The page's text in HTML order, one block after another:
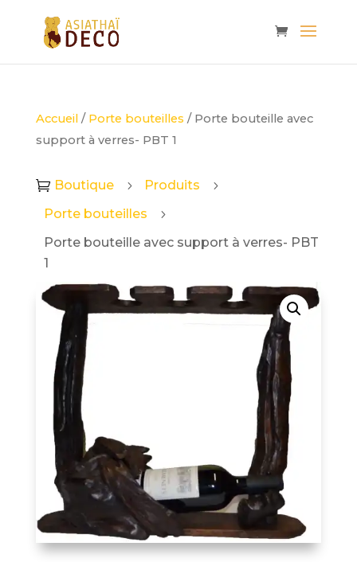
Accueil/ Porte bouteilles / Porte bouteille avec
support à verres- PBT 1
 Boutique 5 Produits 5
Porte bouteilles 5
Porte bouteille avec support à verres- PBT
1